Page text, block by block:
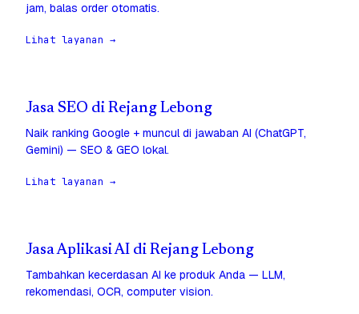
jam, balas order otomatis.
Lihat layanan →
Jasa SEO di Rejang Lebong
Naik ranking Google + muncul di jawaban AI (ChatGPT,
Gemini) — SEO & GEO lokal.
Lihat layanan →
Jasa Aplikasi AI di Rejang Lebong
Tambahkan kecerdasan AI ke produk Anda — LLM,
rekomendasi, OCR, computer vision.